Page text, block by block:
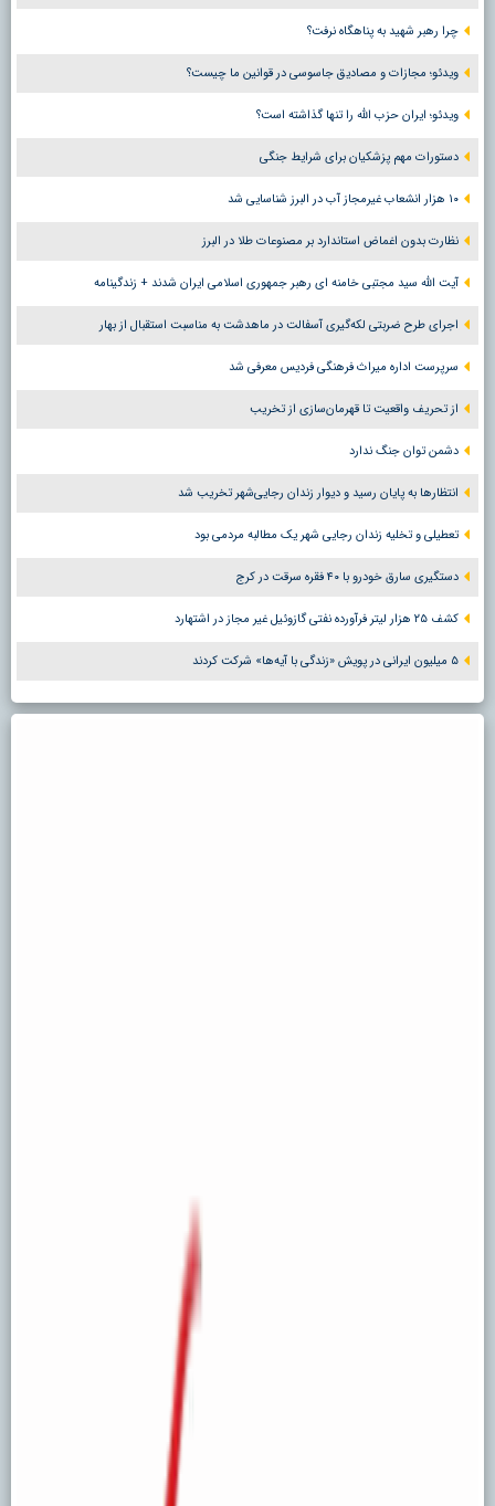
چرا رهبر شهید به پناهگاه نرفت؟
ویدئو؛ مجازات و مصادیق جاسوسی در قوانین ما چیست؟
ویدئو؛ ایران حزب الله را تنها گذاشته است؟
دستورات مهم پزشکیان برای شرایط جنگی
۱۰ هزار انشعاب غیرمجاز آب در البرز شناسایی شد
نظارت بدون اغماض استاندارد بر مصنوعات طلا در البرز
آیت الله سید مجتبی خامنه ای رهبر جمهوری اسلامی ایران شدند + زندگینامه
اجرای طرح ضربتی لکه‌گیری آسفالت در ماهدشت به مناسبت استقبال از بهار
سرپرست اداره میراث فرهنگی فردیس معرفی شد
از تحریف واقعیت تا قهرمان‌سازی از تخریب
دشمن توان جنگ ندارد
انتظارها به پایان رسید و دیوار زندان رجایی‌شهر تخریب شد
تعطیلی و تخلیه زندان رجایی شهر یک مطالبه مردمی بود
دستگیری سارق خودرو با ۴۰ فقره سرقت در کرج
کشف ۲۵ هزار لیتر فرآورده نفتی گازوئیل غیر مجاز در اشتهارد
۵ میلیون ایرانی در پویش «زندگی با آیه‌ها» شرکت کردند